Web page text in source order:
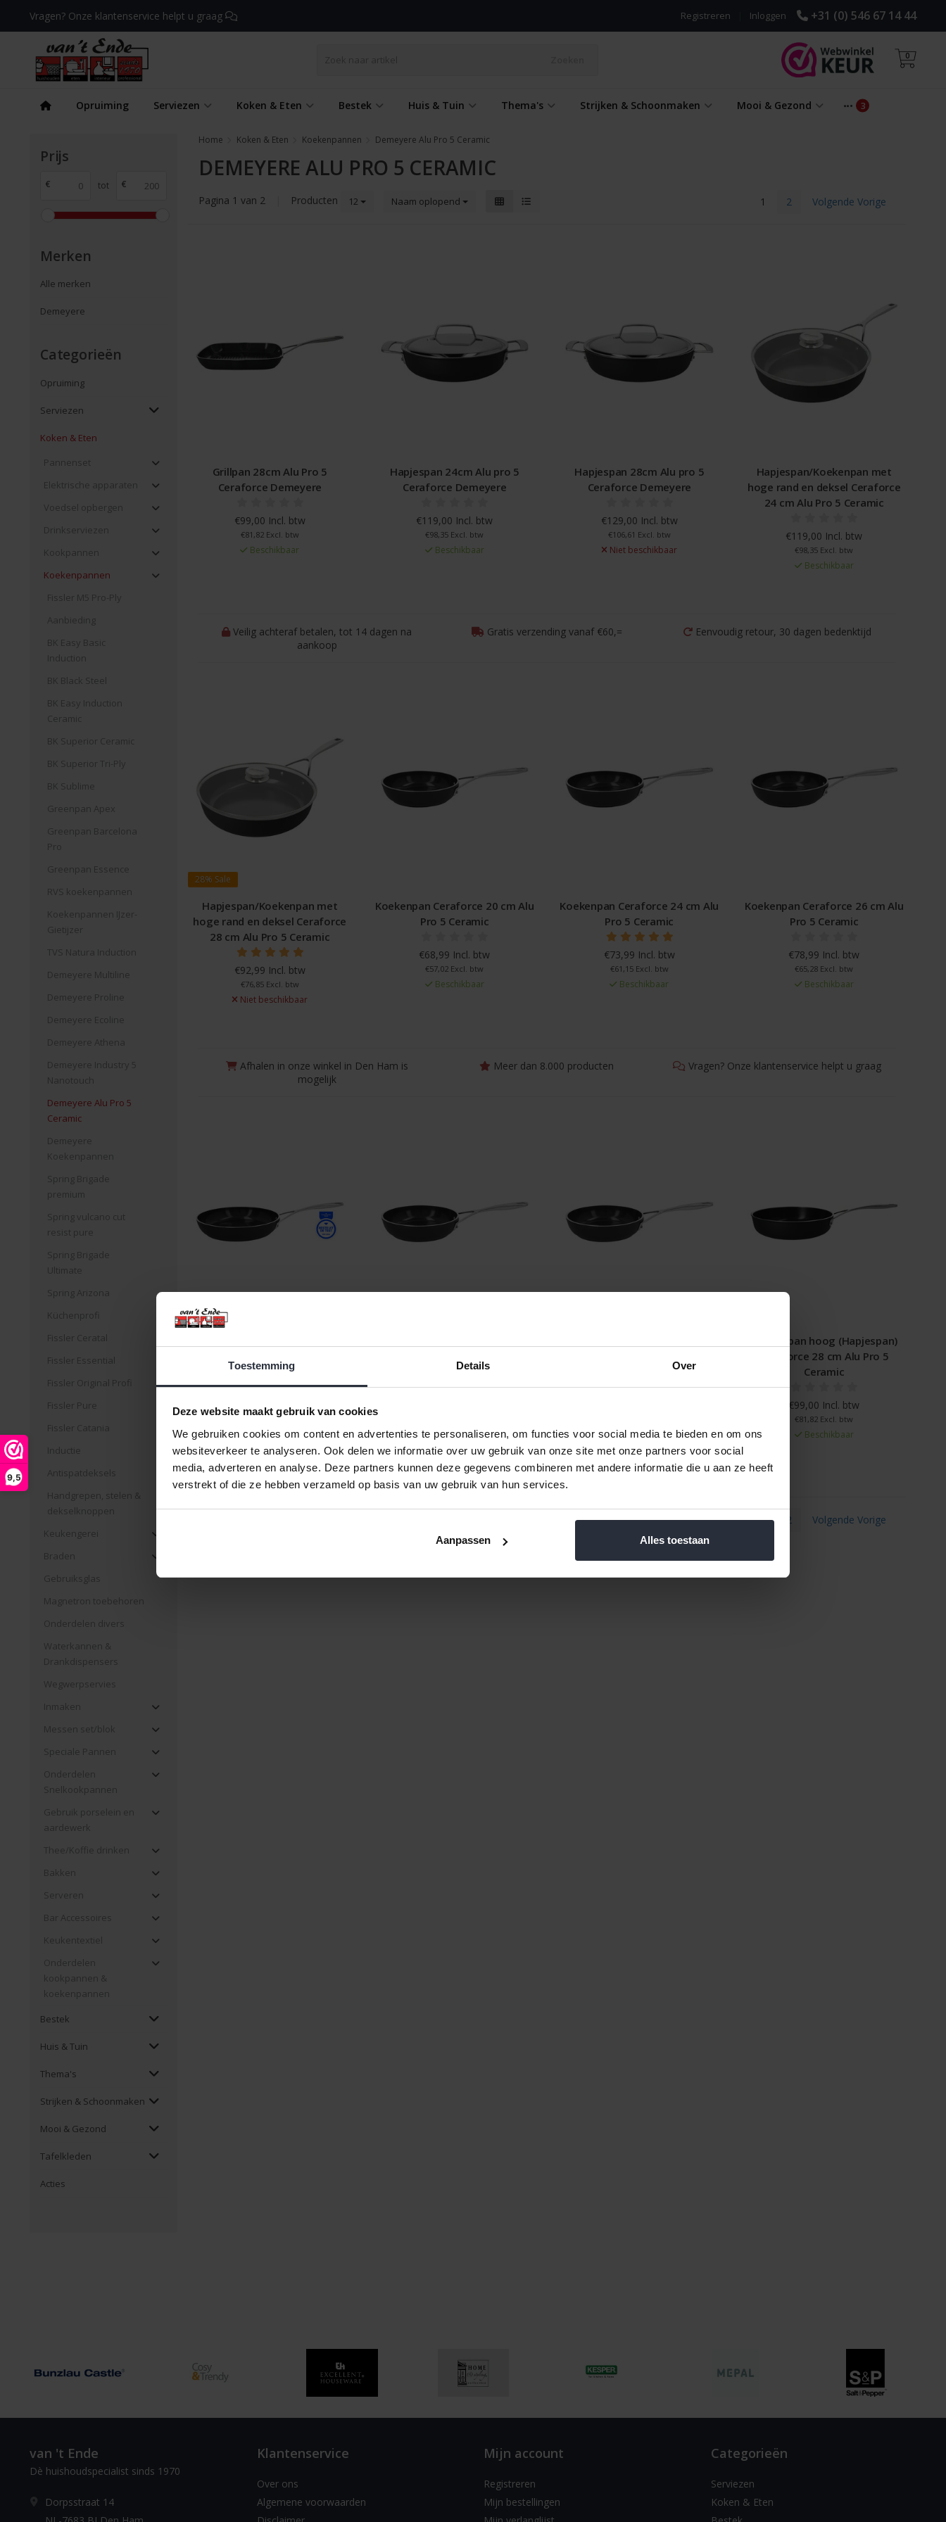
Toestemming Details Over
Deze website maakt gebruik van cookies
We gebruiken cookies om content en advertenties te personaliseren, om functies voor social media te bieden en om ons
websiteverkeer te analyseren. Ook delen we informatie over uw gebruik van onze site met onze partners voor social
media, adverteren en analyse. Deze partners kunnen deze gegevens combineren met andere informatie die u aan ze heeft
verstrekt of die ze hebben verzameld op basis van uw gebruik van hun services.
Aanpassen Alles toestaan
9,5
Vragen? Onze klantenservice helpt u graag +31 (0) 546 67 14 44
Inloggen
Registreren
0
Opruiming Serviezen Koken & Eten Bestek Huis & Tuin Thema's Strijken & Schoonmaken Mooi & Gezond
Prijs
€ tot €
Merken
Alle merken
Demeyere
Categorieën
Opruiming
Serviezen
Koken & Eten
Pannenset
Elektrische apparaten
Voedsel opbergen
Drinkserviezen
Kookpannen
Koekenpannen
Fissler M5 Pro-Ply
Aanbieding
BK Easy Basic
Induction
BK Black Steel
BK Easy Induction
Ceramic
BK Superior Ceramic
BK Superior Tri-Ply
BK Sublime
Greenpan Apex
Greenpan Barcelona
Pro
Greenpan Essence
RVS koekenpannen
Koekenpannen IJzer-
Gietijzer
TVS Natura Induction
Demeyere Multiline
Demeyere Proline
Demeyere Ecoline
Demeyere Athena
Demeyere Industry 5
Nanotouch
Demeyere Alu Pro 5
Ceramic
Demeyere
Koekenpannen
Spring Brigade
premium
Spring vulcano cut
resist pure
Spring Brigade
Ultimate
Spring Arizona
Küchenprofi
Fissler Ceratal
Fissler Essential
Fissler Original Profi
Fissler Pure
Fissler Catania
Inductie
Antispatdeksels
Handgrepen, stelen &
dekselknoppen
Keukengerei
Braden
Gebruiksglas
Magnetron toebehoren
Onderdelen divers
Waterkannen &
Drankdispensers
Wegwerpservies
Inmaken
Messen set/blok
Speciale Pannen
Onderdelen
Snelkookpannen
Gebruik porselein en
aardewerk
Thee/Koffie drinken
Bakken
Serveren
Bar Accessoires
Keukentextiel
Onderdelen
kookpannen &
koekenpannen
Bestek
Huis & Tuin
Thema's
Strijken & Schoonmaken
Mooi & Gezond
Tafelkleden
Acties
Home Koken & Eten Koekenpannen Demeyere Alu Pro 5 Ceramic
DEMEYERE ALU PRO 5 CERAMIC
Pagina 1 van 2 Producten 12 Naam oplopend 1 2 Volgende Vorige
Grillpan 28cm Alu Pro 5
Ceraforce Demeyere
€99,00 Incl. btw
€81,82 Excl. btw
Beschikbaar
Hapjespan 24cm Alu pro 5
Ceraforce Demeyere
€119,00 Incl. btw
€98,35 Excl. btw
Beschikbaar
Hapjespan 28cm Alu pro 5
Ceraforce Demeyere
€129,00 Incl. btw
€106,61 Excl. btw
Niet beschikbaar
Hapjespan/Koekenpan met
hoge rand en deksel Ceraforce
24 cm Alu Pro 5 Ceramic
€119,00 Incl. btw
€98,35 Excl. btw
Beschikbaar
Veilig achteraf betalen, tot 14 dagen na
aankoop
Gratis verzending vanaf €60,= Eenvoudig retour, 30 dagen bedenktijd
28% Sale
Hapjespan/Koekenpan met
hoge rand en deksel Ceraforce
28 cm Alu Pro 5 Ceramic
€92,99 Incl. btw
€76,85 Excl. btw
Niet beschikbaar
Koekenpan Ceraforce 20 cm Alu
Pro 5 Ceramic
€68,99 Incl. btw
€57,02 Excl. btw
Beschikbaar
Koekenpan Ceraforce 24 cm Alu
Pro 5 Ceramic
€73,99 Incl. btw
€61,15 Excl. btw
Beschikbaar
Koekenpan Ceraforce 26 cm Alu
Pro 5 Ceramic
€78,99 Incl. btw
€65,28 Excl. btw
Beschikbaar
Afhalen in onze winkel in Den Ham is
mogelijk
Meer dan 8.000 producten Vragen? Onze klantenservice helpt u graag
€88,99 Incl. btw
Beschikbaar
€91,99 Incl. btw €96,99 Incl. btw
Koekenpan hoog (Hapjespan)
Ceraforce 28 cm Alu Pro 5
Ceramic
€99,00 Incl. btw
€81,82 Excl. btw
Beschikbaar
1 2 Volgende Vorige
van 't Ende
Dè huishoudspecialist sinds 1970
Dorpsstraat 14
Klantenservice
Over ons
Algemene voorwaarden
Mijn account
Registreren
Mijn bestellingen
Categorieën
Serviezen
Koken & Eten